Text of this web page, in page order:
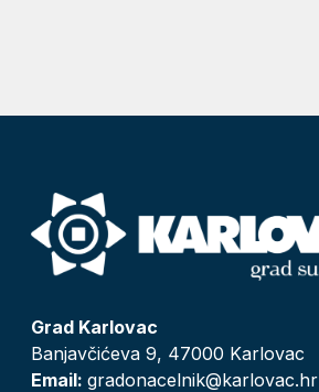
Grad Karlovac
Banjavčićeva 9, 47000 Karlovac
Email: gradonacelnik@karlovac.hr